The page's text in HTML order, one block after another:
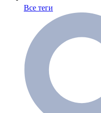
Все теги